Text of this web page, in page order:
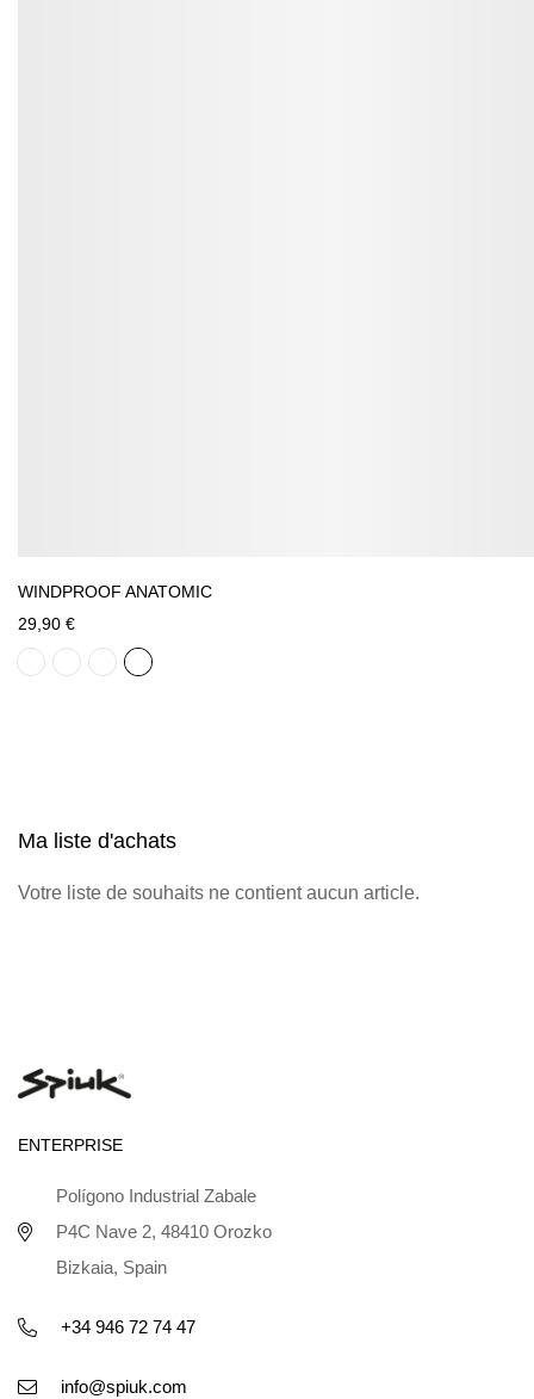
WINDPROOF ANATOMIC
29,90 €
Ma liste d'achats
Votre liste de souhaits ne contient aucun article.
ENTERPRISE
Polígono Industrial Zabale
P4C Nave 2, 48410 Orozko
Bizkaia, Spain
+34 946 72 74 47
info@spiuk.com